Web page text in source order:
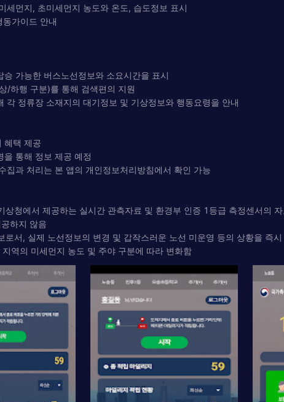
먼지, 초미세먼지 농도와 온도, 습도정보 표시
가이드 안내
가능한 버스노선정보와 소요시간을 표시
/하행 구분)를 통해 검색편의 지원
정류장 소재지의 대기정보 및 기상정보와 행동요령을 안내
혜택 제공
통해 정보 제공 예정
집과 처리는 본 앱의 개인정보처리방침에서 확인 가능
청에서 제공하는 실시간 관측자료 및 환경부 인증 1등급 측정센서의
하지 않음
서, 실제 노선정보의 변경 및 갑작스러운 노선 미운영 등의 상황을 즉
역의 미세먼지 농도 및 주야 구분에 따라 변화함